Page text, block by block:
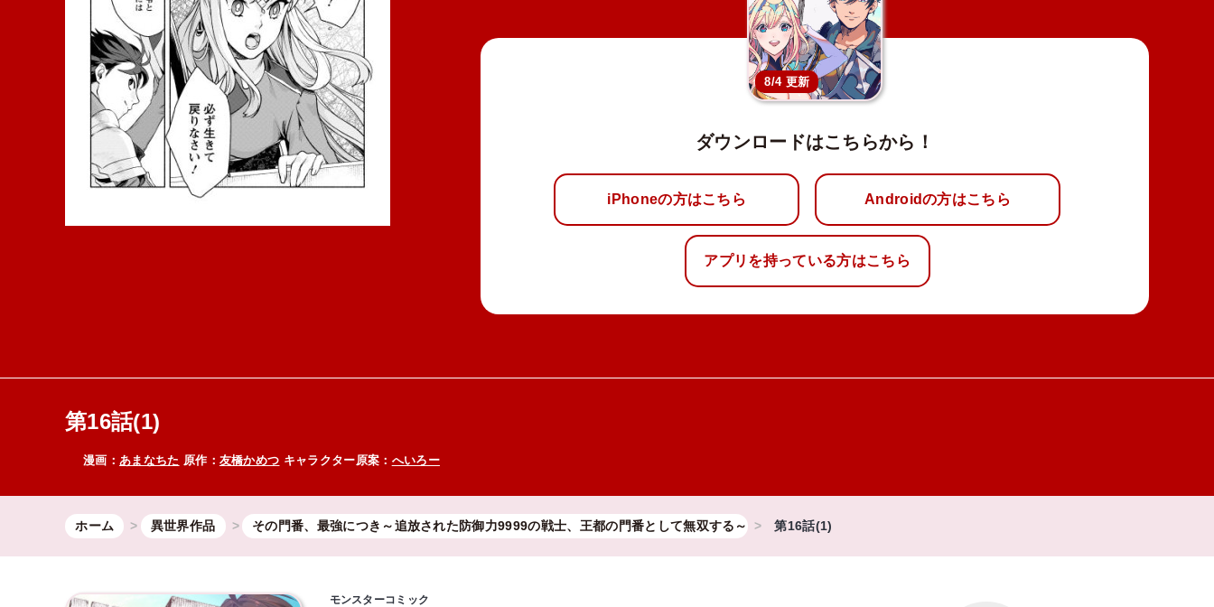
8/4 更新
ダウンロードはこちらから！
iPhoneの方はこちら Androidの方はこちら
アプリを持っている方はこちら
第16話(1)
漫画： あまなちた 原作： 友橋かめつ キャラクター原案： へいろー
ホーム 異世界作品 その門番、最強につき～追放された防御力9999の戦士、王都の門番として無双する～ 第16話(1)
モンスターコミック